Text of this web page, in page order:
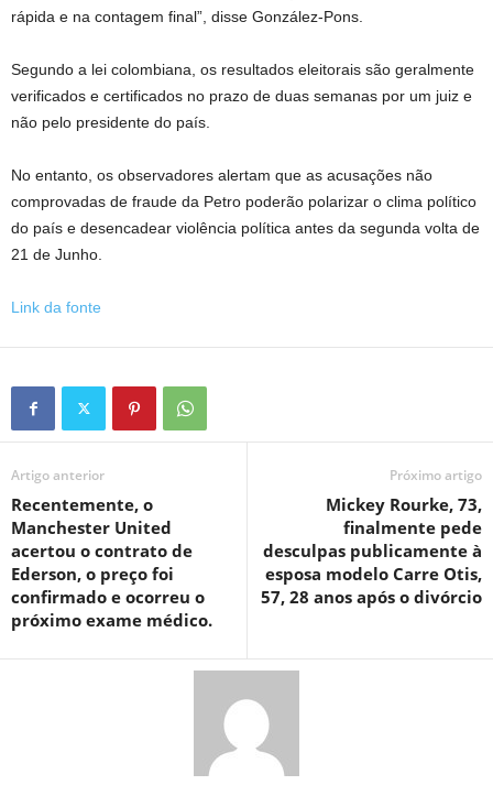
rápida e na contagem final”, disse González-Pons.
Segundo a lei colombiana, os resultados eleitorais são geralmente
verificados e certificados no prazo de duas semanas por um juiz e
não pelo presidente do país.
No entanto, os observadores alertam que as acusações não
comprovadas de fraude da Petro poderão polarizar o clima político
do país e desencadear violência política antes da segunda volta de
21 de Junho.
Link da fonte
Artigo anterior
Recentemente, o
Manchester United
acertou o contrato de
Ederson, o preço foi
confirmado e ocorreu o
próximo exame médico.
Próximo artigo
Mickey Rourke, 73,
finalmente pede
desculpas publicamente à
esposa modelo Carre Otis,
57, 28 anos após o divórcio